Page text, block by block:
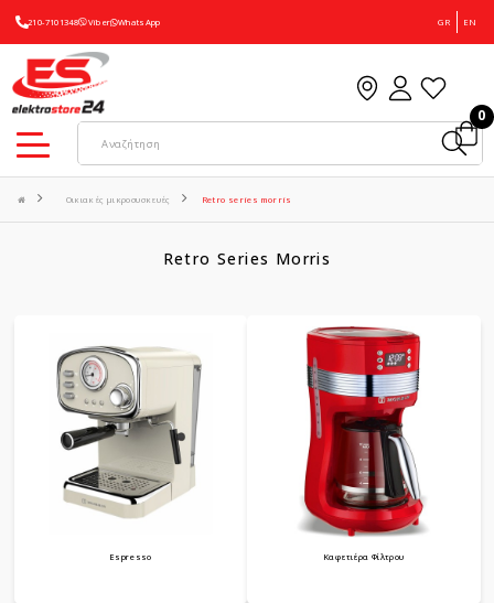
210-7101348 Viber WhatsApp GR EN
0
Οικιακές μικροσυσκευές Retro series morris
Espresso Kαφετιέρα Φίλτρου
Retro Series Morris